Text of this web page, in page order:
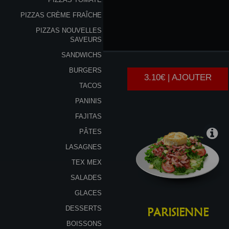
PIZZAS CRÈME FRAÎCHE
PIZZAS NOUVELLES
SAVEURS
SANDWICHS
BURGERS
TACOS
PANINIS
FAJITAS
PÂTES
LASAGNES
TEX MEX
SALADES
GLACES
DESSERTS
BOISSONS
3.10€ | AJOUTER
PARISIENNE